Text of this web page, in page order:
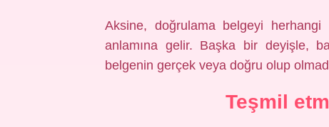
Aksine, doğrulama belgeyi
anlamına gelir. Başka bir deyişle,
belgenin gerçek veya doğru olup
Teşmil